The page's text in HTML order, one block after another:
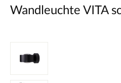
Wandleuchte VITA